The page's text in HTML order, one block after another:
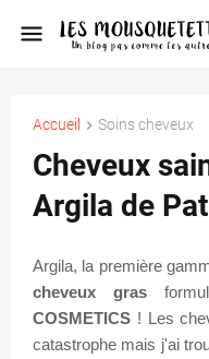
Accueil Soins cheveux
Cheveux
Argila de
Argila, la première
cheveux gras
COSMETICS ! Les
catastrophe mais j'ai